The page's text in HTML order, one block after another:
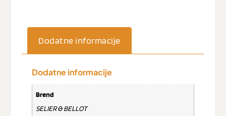
Dodatne informacije
Dodatne informacije
Brend
SELIER & BELLOT